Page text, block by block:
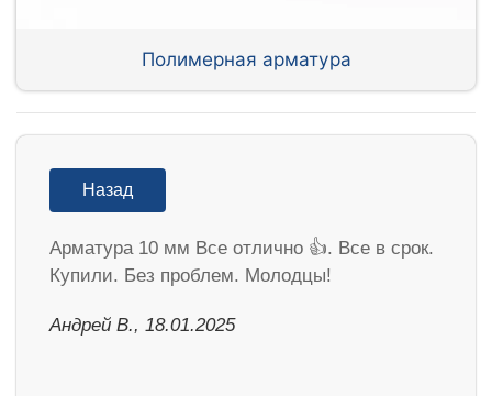
Полимерная арматура
Назад
Арматура 10 мм Все отлично 👍. Все в срок.
Купили. Без проблем. Молодцы!
Андрей В., 18.01.2025